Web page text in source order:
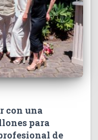
con una
para
de